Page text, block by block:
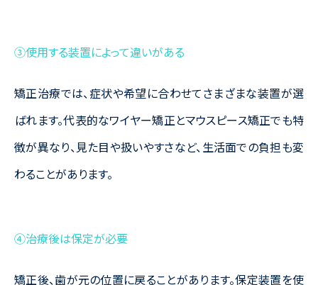
③使用する装置によって違いがある
矯正治療では、症状や希望に合わせてさまざまな装置が選
ばれます。代表的なワイヤー矯正とマウスピース矯正でも特
徴が異なり、見た目や扱いやすさなど、生活面での負担も変
わることがあります。
④治療後は保定が必要
矯正後、歯が元の位置に戻ることがあります。保定装置を使